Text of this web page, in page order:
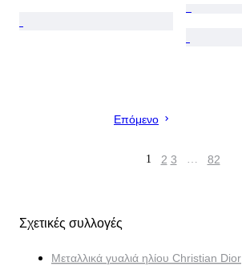
Επόμενο
1 2 3 … 82
Σχετικές συλλογές
Μεταλλικά γυαλιά ηλίου Christian Dior